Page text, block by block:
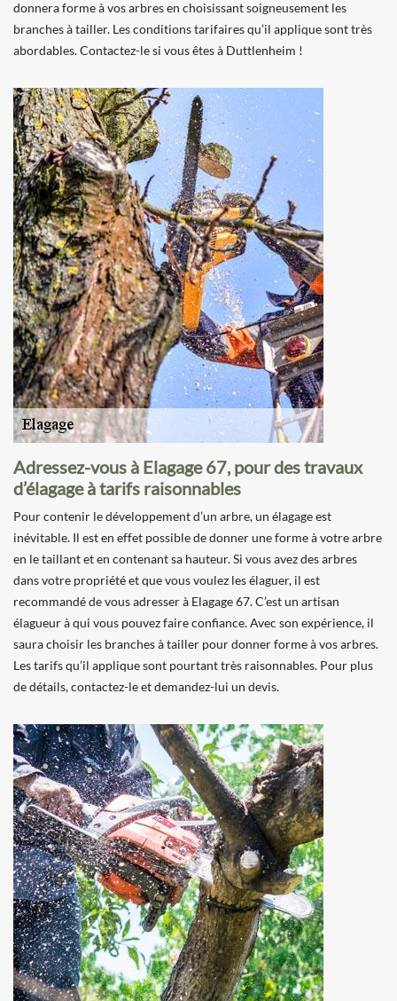
donnera forme à vos arbres en choisissant soigneusement les
branches à tailler. Les conditions tarifaires qu’il applique sont très
abordables. Contactez-le si vous êtes à Duttlenheim !
Adressez-vous à Elagage 67, pour des travaux
d’élagage à tarifs raisonnables
Pour contenir le développement d’un arbre, un élagage est
inévitable. Il est en effet possible de donner une forme à votre arbre
en le taillant et en contenant sa hauteur. Si vous avez des arbres
dans votre propriété et que vous voulez les élaguer, il est
recommandé de vous adresser à Elagage 67. C’est un artisan
élagueur à qui vous pouvez faire confiance. Avec son expérience, il
saura choisir les branches à tailler pour donner forme à vos arbres.
Les tarifs qu’il applique sont pourtant très raisonnables. Pour plus
de détails, contactez-le et demandez-lui un devis.